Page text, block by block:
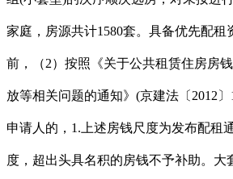
家庭，房源共计1580套。具备优先配租
前，（2）按照《关于公共租赁住房房
放等相关问题的通知》(京建法〔2012
申请人的，1.上述房钱尺度为发布配租
度，超出头具名积的房钱不予补助。大